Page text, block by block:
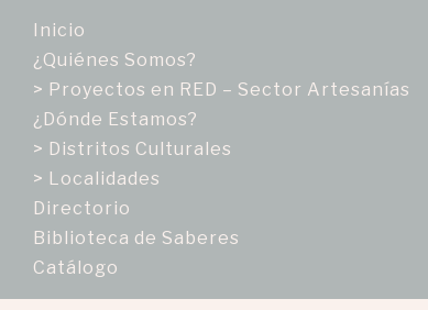
Inicio
¿Quiénes Somos?
> Proyectos en RED – Sector Artesanías
¿Dónde Estamos?
> Distritos Culturales
> Localidades
Directorio
Biblioteca de Saberes
Catálogo